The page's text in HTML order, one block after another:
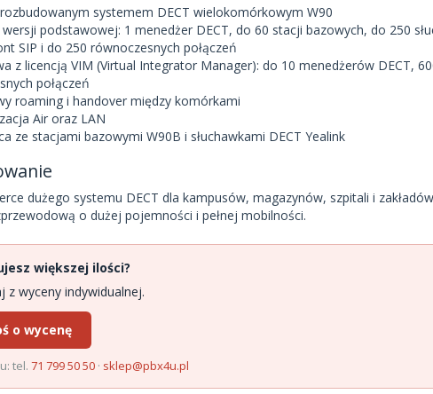
systemem DECT wielokomórkowym W90
podstawowej: 1 menedżer DECT, do 60 stacji bazowych, do 250
SIP i do 250 równoczesnych połączeń
z licencją VIM (Virtual Integrator Manager): do 10 menedżerów DECT,
połączeń
roaming i handover między komórkami
Air oraz LAN
ze stacjami bazowymi W90B i słuchawkami DECT Yealink
dużego systemu DECT dla kampusów, magazynów, szpitali i
o dużej pojemności i pełnej mobilności.
większej ilości?
z wyceny indywidualnej.
o wycenę
tel.71 799 50 50 · sklep@pbx4u.pl